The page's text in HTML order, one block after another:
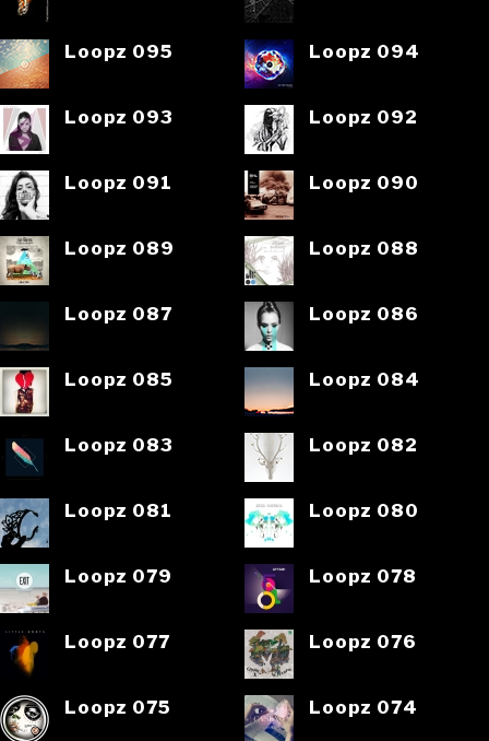
Loopz 095 Loopz 094
Loopz 093 Loopz 092
Loopz 091 Loopz 090
Loopz 089 Loopz 088
Loopz 087 Loopz 086
Loopz 085 Loopz 084
Loopz 083 Loopz 082
Loopz 081 Loopz 080
Loopz 079 Loopz 078
Loopz 077 Loopz 076
Loopz 075 Loopz 074